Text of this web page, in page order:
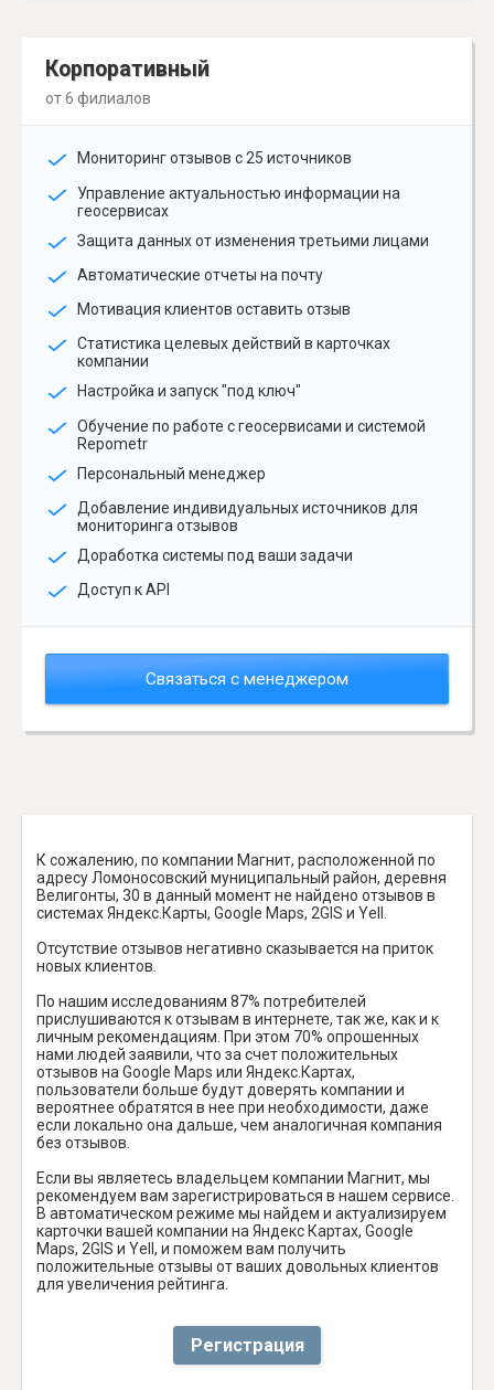
Корпоративный
от 6 филиалов
Мониторинг отзывов с 25 источников
Управление актуальностью информации на
геосервисах
Защита данных от изменения третьими лицами
Автоматические отчеты на почту
Мотивация клиентов оставить отзыв
Статистика целевых действий в карточках
компании
Настройка и запуск "под ключ"
Обучение по работе с геосервисами и системой
Repometr
Персональный менеджер
Добавление индивидуальных источников для
мониторинга отзывов
Доработка системы под ваши задачи
Доступ к API
Связаться с менеджером
К сожалению, по компании Магнит, расположенной по
адресу Ломоносовский муниципальный район, деревня
Велигонты, 30 в данный момент не найдено отзывов в
системах Яндекс.Карты, Google Maps, 2GIS и Yell.
Отсутствие отзывов негативно сказывается на приток
новых клиентов.
По нашим исследованиям 87% потребителей
прислушиваются к отзывам в интернете, так же, как и к
личным рекомендациям. При этом 70% опрошенных
нами людей заявили, что за счет положительных
отзывов на Google Maps или Яндекс.Картах,
пользователи больше будут доверять компании и
вероятнее обратятся в нее при необходимости, даже
если локально она дальше, чем аналогичная компания
без отзывов.
Если вы являетесь владельцем компании Магнит, мы
рекомендуем вам зарегистрироваться в нашем сервисе.
В автоматическом режиме мы найдем и актуализируем
карточки вашей компании на Яндекс Картах, Google
Maps, 2GIS и Yell, и поможем вам получить
положительные отзывы от ваших довольных клиентов
для увеличения рейтинга.
Регистрация